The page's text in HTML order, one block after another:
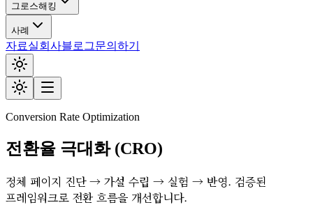
그로스해킹
사례
자료실회사블로그문의하기
Conversion Rate Optimization
전환율 극대화 (CRO)
정체 페이지 진단 → 가설 수립 → 실험 → 반영. 검증된
프레임워크로 전환 흐름을 개선합니다.